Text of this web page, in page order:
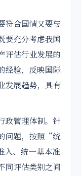
符合国情又要与
要充分考虑我国
评估行业发展的
经验，反映国际
发展趋势，具有
政管理体制。针
问题，按照“统
入、统一基本准
同评估类别之间